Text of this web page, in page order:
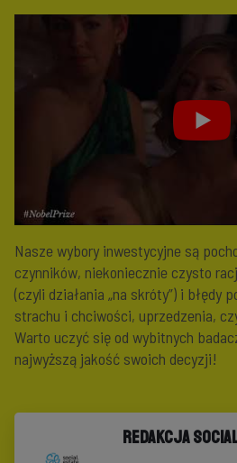
Nasze wybory inwestycyjne są
czynników, niekoniecznie czysto
(czyli działania „na skróty”) i błędy
strachu i chciwości, uprzedzenia,
Warto uczyć się od wybitnych
najwyższą jakość swoich decyzji!
Redakcja